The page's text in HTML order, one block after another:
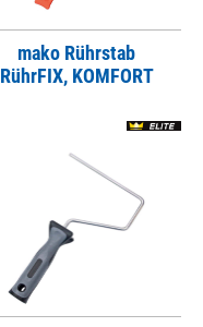
mako Rührstab
RührFIX, KOMFORT